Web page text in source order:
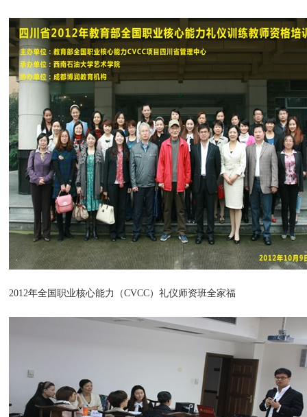
2012年全国职业核心能力（CVCC）礼仪师资班全家福